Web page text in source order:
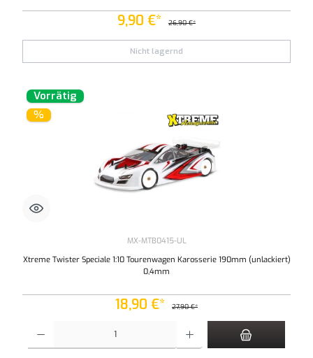
9,90 €* 26,90 €*
Nicht lagernd
Vorrätig
%
MX-MTB0415-UL
Xtreme Twister Speciale 1:10 Tourenwagen Karosserie 190mm (unlackiert)
0,4mm
18,90 €* 27,90 €*